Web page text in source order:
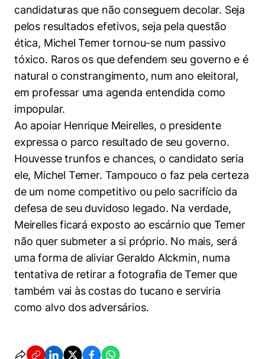
candidaturas que não conseguem decolar. Seja
pelos resultados efetivos, seja pela questão
ética, Michel Temer tornou-se num passivo
tóxico. Raros os que defendem seu governo e é
natural o constrangimento, num ano eleitoral,
em professar uma agenda entendida como
impopular.
Ao apoiar Henrique Meirelles, o presidente
expressa o parco resultado de seu governo.
Houvesse trunfos e chances, o candidato seria
ele, Michel Temer. Tampouco o faz pela certeza
de um nome competitivo ou pelo sacrifício da
defesa de seu duvidoso legado. Na verdade,
Meirelles ficará exposto ao escárnio que Temer
não quer submeter a si próprio. No mais, será
uma forma de aliviar Geraldo Alckmin, numa
tentativa de retirar a fotografia de Temer que
também vai às costas do tucano e serviria
como alvo dos adversários.